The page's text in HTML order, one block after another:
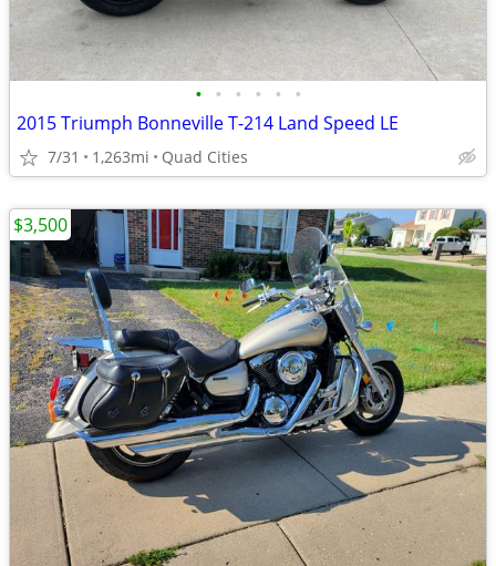
• • • • • •
2015 Triumph Bonneville T-214 Land Speed LE
7/31 1,263mi Quad Cities
$3,500